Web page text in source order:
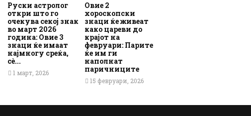
Руски астролог
откри што го
очекува секој знак
во март 2026
година: Овие 3
знаци ќе имаат
најмногу среќа,
сè...
1 март, 2026
Овие 2
хороскопски
знаци ќе живеат
како цареви до
крајот на
февруари: Парите
ќе им ги
наполнат
паричниците
15 февруари, 2026